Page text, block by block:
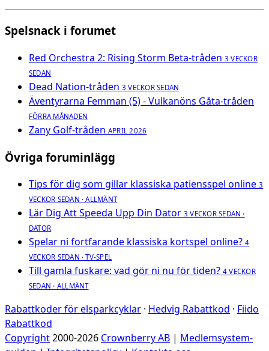
Spelsnack i forumet
Red Orchestra 2: Rising Storm Beta-tråden 3 VECKOR
SEDAN
Dead Nation-tråden 3 VECKOR SEDAN
Äventyrarna Femman (5) - Vulkanöns Gåta-tråden
FÖRRA MÅNADEN
Zany Golf-tråden APRIL 2026
Övriga foruminlägg
Tips för dig som gillar klassiska patiensspel online 3
VECKOR SEDAN · ALLMÄNT
Lär Dig Att Speeda Upp Din Dator 3 VECKOR SEDAN ·
DATOR
Spelar ni fortfarande klassiska kortspel online? 4
VECKOR SEDAN · TV-SPEL
Till gamla fuskare: vad gör ni nu för tiden? 4 VECKOR
SEDAN · ALLMÄNT
Rabattkoder för elsparkcyklar · Hedvig Rabattkod · Fiido
Rabattkod
Copyright2000-2026 Crownberry AB | Medlemsystem-